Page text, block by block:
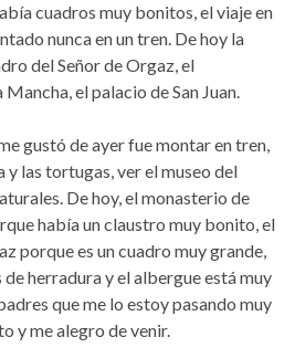
cuadros muy bonitos, el viaje en
nunca en un tren. De hoy la
del Señor de Orgaz, el
el palacio de San Juan.
gustó de ayer fue montar en tren,
las tortugas, ver el museo del
De hoy, el monasterio de
había un claustro muy bonito, el
porque es un cuadro muy grande,
herradura y el albergue está muy
que me lo estoy pasando muy
y me alegro de venir.